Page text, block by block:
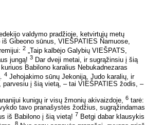
valdymo pradžioje, ketvirtųjų metų
Gibeono sūnus, VIEŠPATIES Namuose,
2 „Taip kalbėjo Galybių VIEŠPATS,
jungą! 3 Dar dveji metai, ir sugrąžinsiu į šią
Babilono karalius Nebukadnezaras
4 Jehojakimo sūnų Jekoniją, Judo karalių, ir
į šią vietą, – tai VIEŠPATIES žodis, –
kunigų ir visų žmonių akivaizdoje, 6 tarė:
tavo pranašystės žodžius, sugrąžindamas
iš Babilono į šią vietą! 7 Betgi dabar klausykis
8